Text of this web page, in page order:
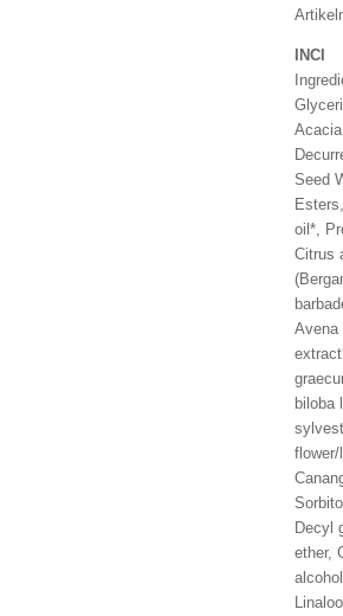
INCI
Acacia
Seed
oil*,
Citrus
Avena
biloba
flower/
Decyl
ether,